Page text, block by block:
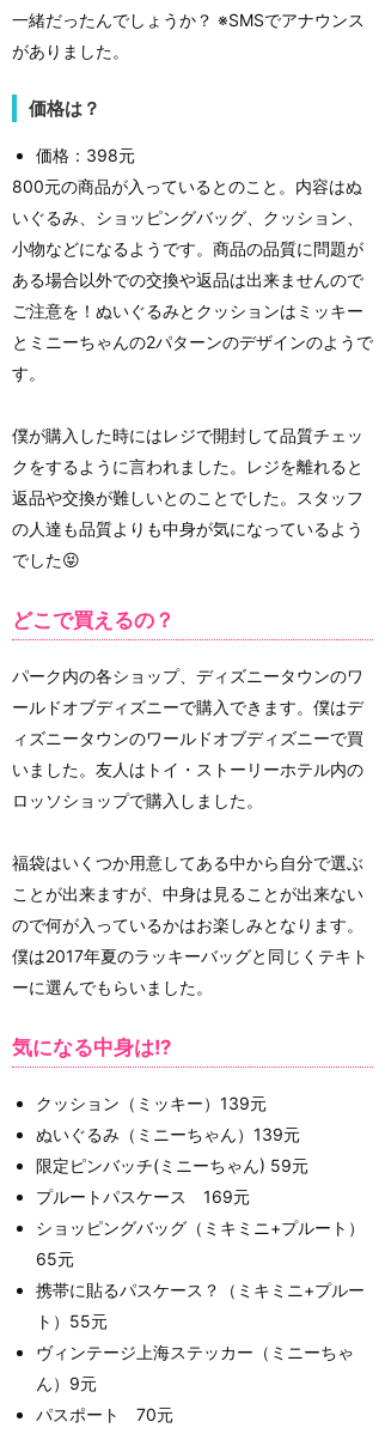
一緒だったんでしょうか？ ※SMSでアナウンス
がありました。
価格は？
価格：398元
800元の商品が入っているとのこと。内容はぬ
いぐるみ、ショッピングバッグ、クッション、
小物などになるようです。商品の品質に問題が
ある場合以外での交換や返品は出来ませんので
ご注意を！ぬいぐるみとクッションはミッキー
とミニーちゃんの2パターンのデザインのようで
す。
僕が購入した時にはレジで開封して品質チェッ
クをするように言われました。レジを離れると
返品や交換が難しいとのことでした。スタッフ
の人達も品質よりも中身が気になっているよう
でした😝
どこで買えるの？
パーク内の各ショップ、ディズニータウンのワ
ールドオブディズニーで購入できます。僕はデ
ィズニータウンのワールドオブディズニーで買
いました。友人はトイ・ストーリーホテル内の
ロッソショップで購入しました。
福袋はいくつか用意してある中から自分で選ぶ
ことが出来ますが、中身は見ることが出来ない
ので何が入っているかはお楽しみとなります。
僕は2017年夏のラッキーバッグと同じくテキト
ーに選んでもらいました。
気になる中身は!?
クッション（ミッキー）139元
ぬいぐるみ（ミニーちゃん）139元
限定ピンバッチ(ミニーちゃん) 59元
プルートパスケース 169元
ショッピングバッグ（ミキミニ+プルート）
65元
携帯に貼るパスケース？（ミキミニ+プルー
ト）55元
ヴィンテージ上海ステッカー（ミニーちゃ
ん）9元
パスポート 70元